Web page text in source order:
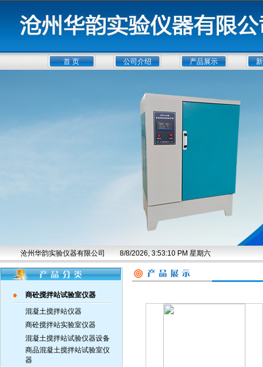
首 页 公司介绍 产品展示
沧州华韵实验仪器有限公司 8/8/2026, 3:53:11 PM 星期六
商砼搅拌站试验室仪器
混凝土搅拌站仪器
商砼搅拌站实验室仪器
混凝土搅拌站试验仪器设备
商品混凝土搅拌站试验室仪
器